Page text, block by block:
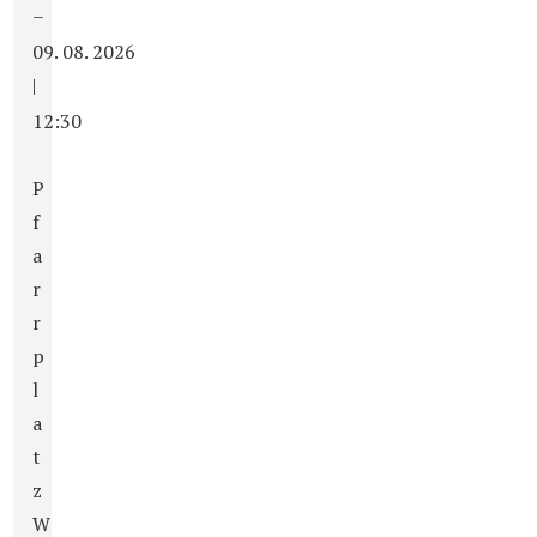
–
09. 08. 2026
|
12:30
P
f
a
r
r
p
l
a
t
z
W